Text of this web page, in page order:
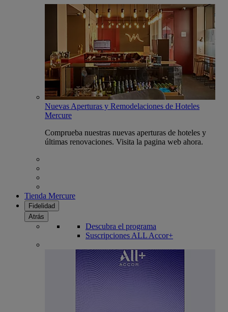
Nuevas Aperturas y Remodelaciones de Hoteles
Mercure
Comprueba nuestras nuevas aperturas de hoteles y
últimas renovaciones. Visita la pagina web ahora.
Tienda Mercure
Fidelidad
Atrás
Descubra el programa
Suscripciones ALL Accor+